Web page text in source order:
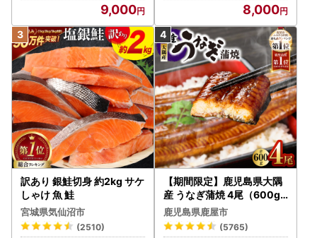
9,000 8,000
訳あり 銀鮭切身 約2kg サケ
しゃけ 魚 鮭
宮城県気仙沼市
(2510)
【期間限定】鹿児島県大隅
産 うなぎ蒲焼 4尾（600g
） KN007-004-04-cp18
うなぎ 鰻 魚 惣菜 総菜
鹿児島県鹿屋市
(5765)